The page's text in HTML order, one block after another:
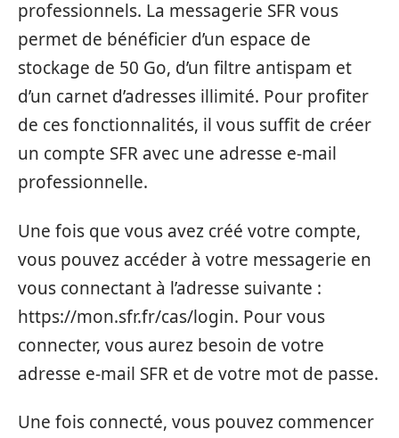
professionnels. La messagerie SFR vous
permet de bénéficier d’un espace de
stockage de 50 Go, d’un filtre antispam et
d’un carnet d’adresses illimité. Pour profiter
de ces fonctionnalités, il vous suffit de créer
un compte SFR avec une adresse e-mail
professionnelle.
Une fois que vous avez créé votre compte,
vous pouvez accéder à votre messagerie en
vous connectant à l’adresse suivante :
https://mon.sfr.fr/cas/login. Pour vous
connecter, vous aurez besoin de votre
adresse e-mail SFR et de votre mot de passe.
Une fois connecté, vous pouvez commencer